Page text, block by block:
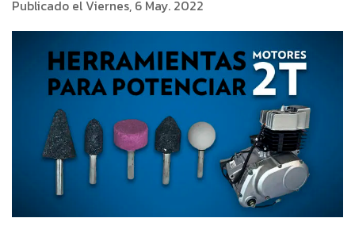
Publicado el Viernes, 6 May. 2022